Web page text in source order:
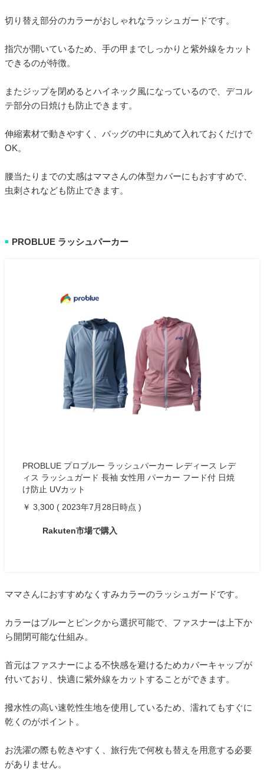
切り替え部分のカラーがおしゃれなラッシュガードです。
指穴が開いているため、手の甲までしっかりと紫外線をカット
できるのが特徴。
またジップを閉めるとハイネック風になっているので、デコル
テ部分の日焼けも防止できます。
伸縮素材で動きやすく、バッグの中に丸めて入れておくだけで
OK。
腰当たりまでの丈感はママさんの体型カバーにもおすすめで、
虫刺されなども防止できます。
■ PROBLUE ラッシュパーカー
PROBLUE プロブルー ラッシュパーカー レディース レデ
ィス ラッシュガード 長袖 女性用 パーカー フード付 日焼
け防止 UVカット
￥ 3,300 ( 2023年7月28日時点 )
Rakuten市場で購入
ママさんにおすすめなくすみカラーのラッシュガードです。
カラーはブルーとピンクから選択可能で、ファスナーは上下か
ら開閉可能な仕組み。
首元はファスナーによる不快感を避けるためカバーキャップが
付いており、快適に紫外線をカットすることができます。
撥水性の高い速乾性生地を使用しているため、濡れてもすぐに
乾くのがポイント。
お洗濯の際も乾きやすく、旅行先で何枚も替えを用意する必要
がありません。